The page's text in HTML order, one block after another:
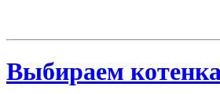
Выбираем